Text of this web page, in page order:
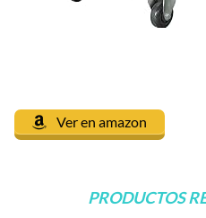
Ver en amazon
PRODUCTOS